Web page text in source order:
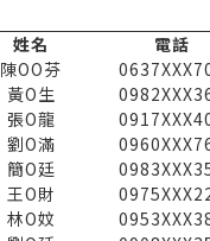
姓名
電話
陳OO芬
黃O生
張O龍
劉O滿
簡O廷
王O財
林O妏